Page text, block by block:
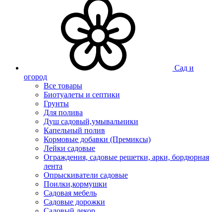
Сад и
огород
Все товары
Биотуалеты и септики
Грунты
Для полива
Душ садовый,умывальники
Капельный полив
Кормовые добавки (Премиксы)
Лейки садовые
Ограждения, садовые решетки, арки, бордюрная
лента
Опрыскиватели садовые
Поилки,кормушки
Садовая мебель
Садовые дорожки